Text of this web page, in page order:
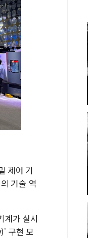
제어 기
기술 역
계가 실시
구현 모